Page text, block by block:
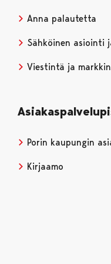
Anna palautetta
Sähköinen asiointi
Viestintä ja
Porin kaupungin
Kirjaamo